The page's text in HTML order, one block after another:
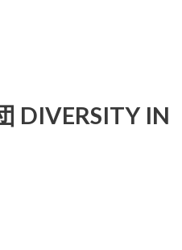
DIVERSITY IN